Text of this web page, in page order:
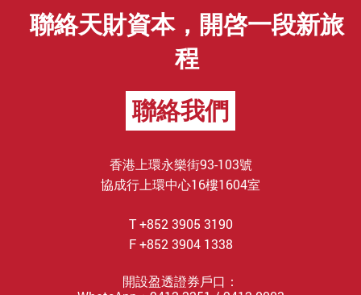
聯絡天財資本，開啓一段新旅
程
聯絡我們
香港上環永樂街93-103號
協成行上環中心16樓1604室
T +852 3905 3190
F +852 3904 1338
開設盈透證券戶口：